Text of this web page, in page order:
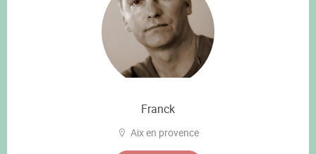
Franck
Aix en provence